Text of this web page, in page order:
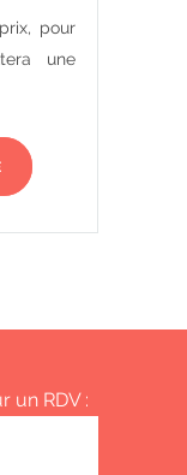
pour
une
un RDV :